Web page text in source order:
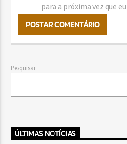
para a próxima vez que
Pesquisar
ÚLTIMAS NOTÍCIAS